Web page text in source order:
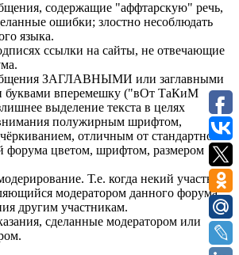
содержащие "аффтарскую" речь,
ошибки; злостно несоблюдать
языка.
ссылки на сайты, не отвечающие
ЗАГЛАВНЫМИ или заглавными
буквами вперемешку ("вОт ТаКиМ
выделение текста в целях
полужирным шрифтом,
отличным от стандартного
форума цветом, шрифтом, размером
Т.е. когда некий участник
модератором данного форума,
другим участникам.
сделанные модератором или